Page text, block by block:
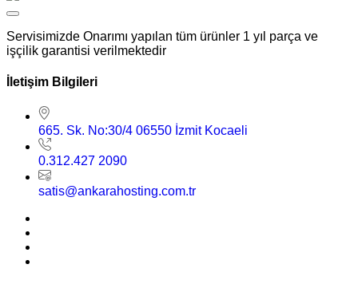
Servisimizde Onarımı yapılan tüm ürünler 1 yıl parça ve
işçilik garantisi verilmektedir
İletişim Bilgileri
665. Sk. No:30/4 06550 İzmit Kocaeli
0.312.427 2090
satis@ankarahosting.com.tr